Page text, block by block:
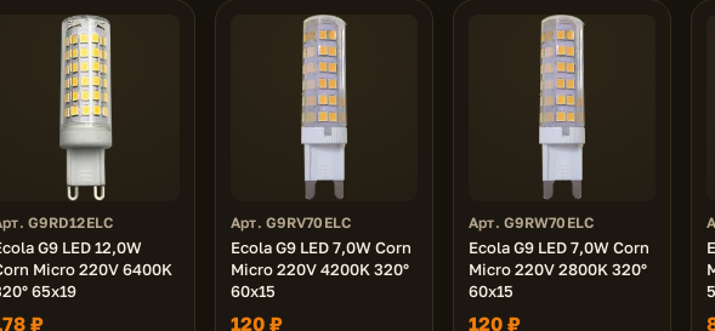
G9RD12ELC
G9 LED 12,0W
Micro 220V 6400K
65x19
₽
Арт. G9RV70ELC
Ecola G9 LED 7,0W Corn
Micro 220V 4200K 320°
60x15
120 ₽
Арт. G9RW70ELC
Ecola G9 LED 7,0W Corn
Micro 220V 2800K 320°
60x15
120 ₽